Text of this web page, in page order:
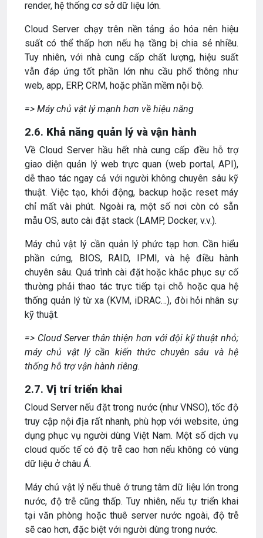
render, hệ thống cơ sở dữ liệu lớn.
Cloud Server chạy trên nền tảng ảo hóa nên hiệu
suất có thể thấp hơn nếu hạ tầng bị chia sẻ nhiều.
Tuy nhiên, với nhà cung cấp chất lượng, hiệu suất
vẫn đáp ứng tốt phần lớn nhu cầu phổ thông như
web, app, ERP, CRM, hoặc phần mềm nội bộ.
=> Máy chủ vật lý mạnh hơn về hiệu năng
2.6. Khả năng quản lý và vận hành
Về Cloud Server hầu hết nhà cung cấp đều hỗ trợ
giao diện quản lý web trực quan (web portal, API),
dễ thao tác ngay cả với người không chuyên sâu kỹ
thuật. Việc tạo, khởi động, backup hoặc reset máy
chỉ mất vài phút. Ngoài ra, một số nơi còn có sẵn
mẫu OS, auto cài đặt stack (LAMP, Docker, v.v.).
Máy chủ vật lý cần quản lý phức tạp hơn. Cần hiểu
phần cứng, BIOS, RAID, IPMI, và hệ điều hành
chuyên sâu. Quá trình cài đặt hoặc khắc phục sự cố
thường phải thao tác trực tiếp tại chỗ hoặc qua hệ
thống quản lý từ xa (KVM, iDRAC…), đòi hỏi nhân sự
kỹ thuật.
=> Cloud Server thân thiện hơn với đội kỹ thuật nhỏ;
máy chủ vật lý cần kiến thức chuyên sâu và hệ
thống hỗ trợ vận hành riêng.
2.7. Vị trí triển khai
Cloud Server nếu đặt trong nước (như VNSO), tốc độ
truy cập nội địa rất nhanh, phù hợp với website, ứng
dụng phục vụ người dùng Việt Nam. Một số dịch vụ
cloud quốc tế có độ trễ cao hơn nếu không có vùng
dữ liệu ở châu Á.
Máy chủ vật lý nếu thuê ở trung tâm dữ liệu lớn trong
nước, độ trễ cũng thấp. Tuy nhiên, nếu tự triển khai
tại văn phòng hoặc thuê server nước ngoài, độ trễ
sẽ cao hơn, đặc biệt với người dùng trong nước.